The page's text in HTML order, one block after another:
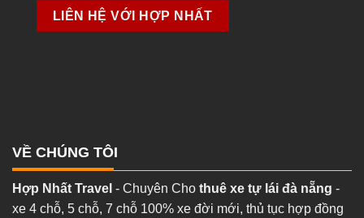
LIÊN HỆ VỚI HỢP NHẤT
VỀ CHÚNG TÔI
Hợp Nhất Travel - Chuyên Cho thuê xe tự lái đà nẵng -
xe 4 chỗ, 5 chỗ, 7 chỗ 100% xe đời mới, thủ tục hợp đồng